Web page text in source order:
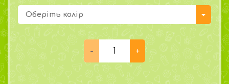
Оберіть колір